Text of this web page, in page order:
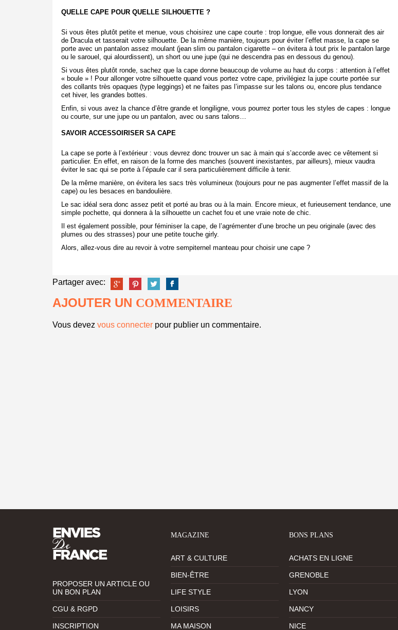
QUELLE CAPE POUR QUELLE SILHOUETTE ?
Si vous êtes plutôt petite et menue, vous choisirez une cape courte : trop longue, elle vous donnerait des air
de Dracula et tasserait votre silhouette. De la même manière, toujours pour éviter l’effet masse, la cape se
porte avec un pantalon assez moulant (jean slim ou pantalon cigarette – on évitera à tout prix le pantalon large
ou le sarouel, qui alourdissent), un short ou une jupe (qui ne descendra pas en dessous du genou).
Si vous êtes plutôt ronde, sachez que la cape donne beaucoup de volume au haut du corps : attention à l’effet
« boule » ! Pour allonger votre silhouette quand vous portez votre cape, privilégiez la jupe courte portée sur
des collants très opaques (type leggings) et ne faites pas l’impasse sur les talons ou, encore plus tendance
cet hiver, les grandes bottes.
Enfin, si vous avez la chance d’être grande et longiligne, vous pourrez porter tous les styles de capes : longue
ou courte, sur une jupe ou un pantalon, avec ou sans talons…
SAVOIR ACCESSOIRISER SA CAPE
La cape se porte à l’extérieur : vous devrez donc trouver un sac à main qui s’accorde avec ce vêtement si
particulier. En effet, en raison de la forme des manches (souvent inexistantes, par ailleurs), mieux vaudra
éviter le sac qui se porte à l’épaule car il sera particulièrement difficile à tenir.
De la même manière, on évitera les sacs très volumineux (toujours pour ne pas augmenter l’effet massif de la
cape) ou les besaces en bandoulière.
Le sac idéal sera donc assez petit et porté au bras ou à la main. Encore mieux, et furieusement tendance, une
simple pochette, qui donnera à la silhouette un cachet fou et une vraie note de chic.
Il est également possible, pour féminiser la cape, de l’agrémenter d’une broche un peu originale (avec des
plumes ou des strasses) pour une petite touche girly.
Alors, allez-vous dire au revoir à votre sempiternel manteau pour choisir une cape ?
Partager avec:
AJOUTER UN COMMENTAIRE
Vous devez vous connecter pour publier un commentaire.
PROPOSER UN ARTICLE OU
UN BON PLAN
CGU & RGPD
INSCRIPTION
MAGAZINE
ART & CULTURE
BIEN-ÊTRE
LIFE STYLE
LOISIRS
MA MAISON
BONS PLANS
ACHATS EN LIGNE
GRENOBLE
LYON
NANCY
NICE